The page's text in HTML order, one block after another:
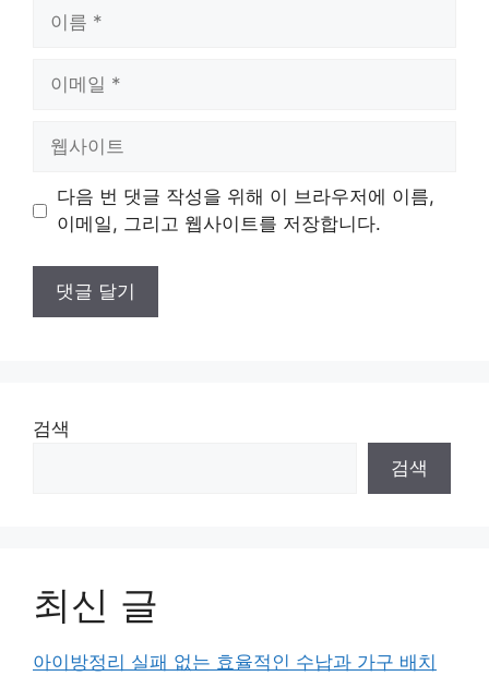
트
다음 번 댓글 작성을 위해 이 브라우저에 이름,
이메일, 그리고 웹사이트를 저장합니다.
검색
검색
최신 글
아이방정리 실패 없는 효율적인 수납과 가구 배치